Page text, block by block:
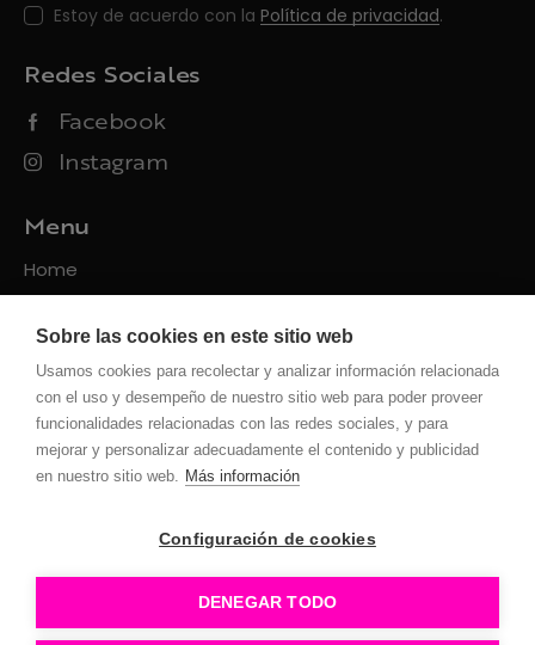
Estoy de acuerdo con la Política de privacidad.
Redes Sociales
Facebook
Instagram
Menu
Home
Servicios
Contacto
Políticas
Privacidad
Configuración Cookies
Sobre las cookies en este sitio web
Usamos cookies para recolectar y analizar información relacionada
con el uso y desempeño de nuestro sitio web para poder proveer
funcionalidades relacionadas con las redes sociales, y para
mejorar y personalizar adecuadamente el contenido y publicidad
en nuestro sitio web. Más información
Configuración de cookies
DENEGAR TODO